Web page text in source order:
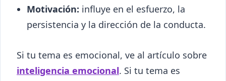
Motivación: influye en el esfuerzo, la
persistencia y la dirección de la conducta.
Si tu tema es emocional, ve al artículo sobre
inteligencia emocional. Si tu tema es